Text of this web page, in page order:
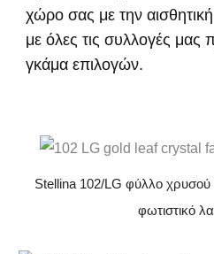
χώρο σας με την
με όλες τις συλλογές μας
γκάμα επιλογών.
Stellina 102/LG φύλλο χρυσού
φωτιστικό